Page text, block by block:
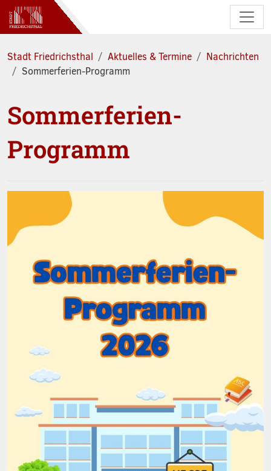
Zum Hauptinhalt springen
Stadt Friedrichsthal Aktuelles & Termine
Nachrichten
Sommerferien-Programm
Sommerferien-
Programm